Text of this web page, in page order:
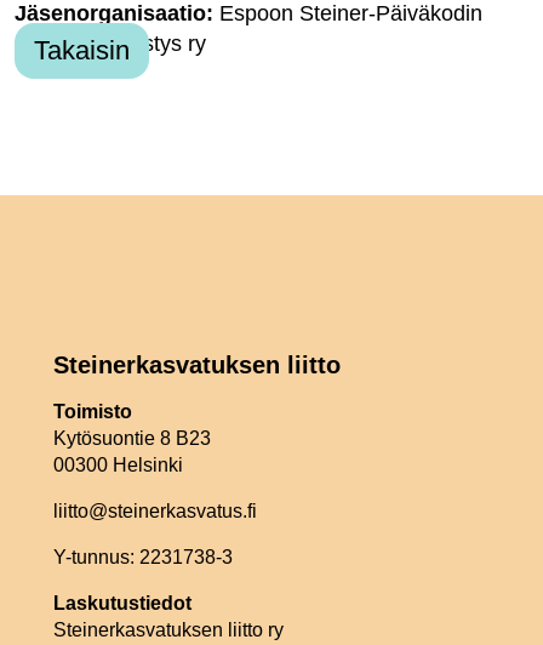
Jäsenorganisaatio: Espoon Steiner-Päiväkodin
kannatusyhdistys ry
Takaisin
Steinerkasvatuksen liitto
Toimisto
Kytösuontie 8 B23
00300 Helsinki
liitto@steinerkasvatus.fi
Y-tunnus: 2231738-3
Laskutustiedot
Steinerkasvatuksen liitto ry